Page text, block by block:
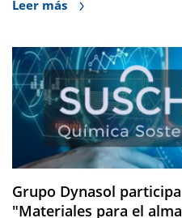
Leer más
Grupo Dynasol
"Materiales para el